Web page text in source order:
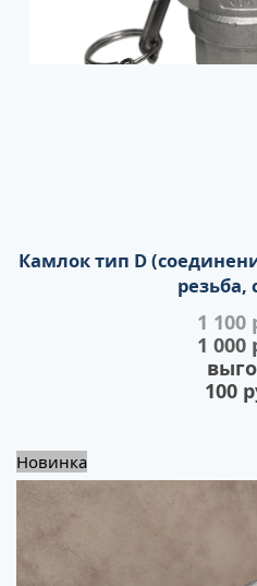
Камлок тип D
резьба,
1 100
1 000
100
Новинка